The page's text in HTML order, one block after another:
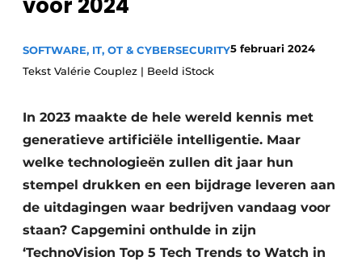
Privacy / Cookie statement
Vacature aanmelden
Vacatures
SOFTWARE, IT, OT & CYBERSECURITY5 februari 2024
Tekst Valérie Couplez | Beeld iStock
In 2023 maakte de hele wereld kennis met
generatieve artificiële intelligentie. Maar
welke technologieën zullen dit jaar hun
stempel drukken en een bijdrage leveren aan
de uitdagingen waar bedrijven vandaag voor
staan? Capgemini onthulde in zijn
‘TechnoVision Top 5 Tech Trends to Watch in